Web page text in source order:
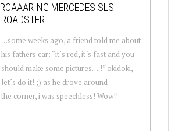
ROAAARING MERCEDES SLS
ROADSTER
…some weeks ago, a friend told me about
his fathers car: “it`s red, it´s fast and you
should make some pictures….!” okidoki,
let`s do it! ;) as he drove around
the corner, i was speechless! Wow!!